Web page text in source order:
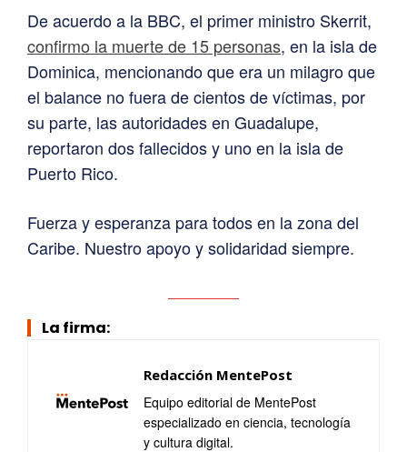
De acuerdo a la BBC, el primer ministro Skerrit,
confirmo la muerte de 15 personas, en la isla de
Dominica, mencionando que era un milagro que
el balance no fuera de cientos de víctimas, por
su parte, las autoridades en Guadalupe,
reportaron dos fallecidos y uno en la isla de
Puerto Rico.
Fuerza y esperanza para todos en la zona del
Caribe. Nuestro apoyo y solidaridad siempre.
La firma:
Redacción MentePost
Equipo editorial de MentePost
especializado en ciencia, tecnología
y cultura digital.